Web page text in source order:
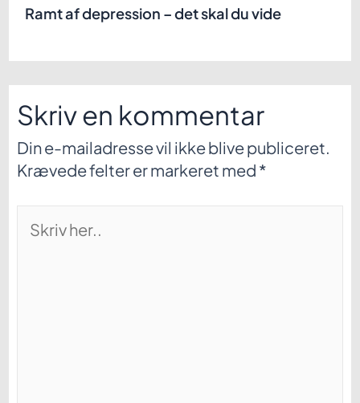
Ramt af depression – det skal du vide
Skriv en kommentar
Din e-mailadresse vil ikke blive publiceret.
Krævede felter er markeret med *
her..